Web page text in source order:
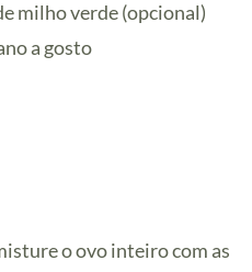
milho verde (opcional)
a gosto
o ovo inteiro com as